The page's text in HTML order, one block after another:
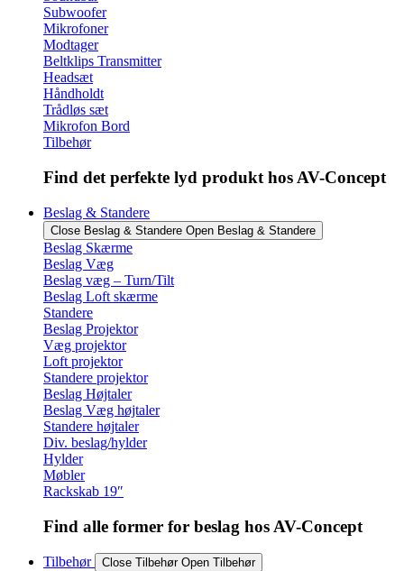
Subwoofer
Mikrofoner
Modtager
Beltklips Transmitter
Headsæt
Håndholdt
Trådløs sæt
Mikrofon Bord
Tilbehør
Find det perfekte lyd produkt hos AV-Concept
Beslag & Standere
Close Beslag & Standere Open Beslag & Standere
Beslag Skærme
Beslag Væg
Beslag væg – Turn/Tilt
Beslag Loft skærme
Standere
Beslag Projektor
Væg projektor
Loft projektor
Standere projektor
Beslag Højtaler
Beslag Væg højtaler
Standere højtaler
Div. beslag/hylder
Hylder
Møbler
Rackskab 19″
Find alle former for beslag hos AV-Concept
Tilbehør Close Tilbehør Open Tilbehør